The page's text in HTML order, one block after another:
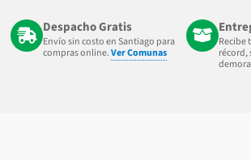
Despacho Gratis
Envío sin costo en Santiago para
compras online.Ver Comunas
Recibe
récord,